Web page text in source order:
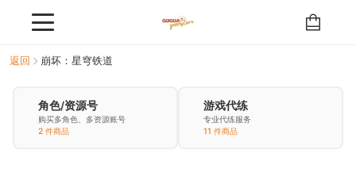
返回 崩坏：星穹铁道
角色/资源号
购买多角色、多资源账号
2 件商品
游戏代练
专业代练服务
11 件商品